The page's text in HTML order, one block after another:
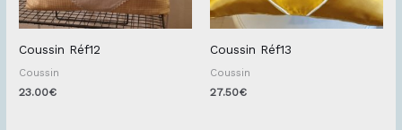
Coussin Réf12
Coussin
23.00€
Coussin Réf13
Coussin
27.50€